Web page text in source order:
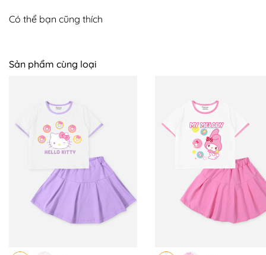
+ Size 10 - 25 - 30kg
📍 BOMINES CAM KẾT:
mua sắm, bé sử dụng an toàn. Nên nếu có thắc mắc
hoặc cần hỗ trợ mẹ LIÊN HỆ NGAY với BOMINES nhé.
+ Giao COD toàn quốc
+ Tư vấn nhiệt tình, giải quyết thỏa đáng khi khách hàng
gặp vấn đề về sản phẩm.
+ Đặc quyền của sản phẩm nguyên giá: Sẵn sàng đổi
size, đổi luôn qua sản phẩm khác bằng giá hoặc cao
Có thể bạn cũng thích
Sản phẩm cùng loại